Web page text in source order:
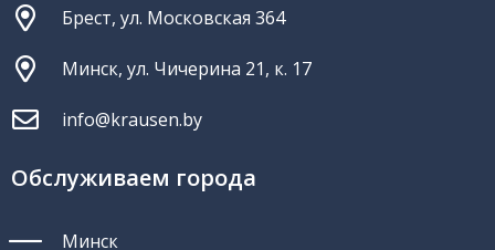
Брест, ул. Московская 364
Минск, ул. Чичерина 21, к. 17
info@krausen.by
Обслуживаем города
Минск